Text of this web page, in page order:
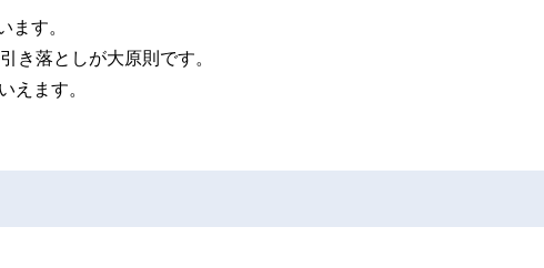
ます。
き落としが大原則です。
えます。